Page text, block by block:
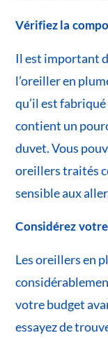
Vérifiez la
Il est important
l’oreiller en
qu’il est
contient un
duvet. Vous
oreillers traités
sensible aux
Considérez
Les oreillers en
votre budget
essayez de